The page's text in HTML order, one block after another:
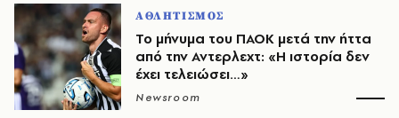
ΑΘΛΗΤΙΣΜΟΣ
Το μήνυμα του ΠΑΟΚ μετά την ήττα
από την Αντερλεχτ: «Η ιστορία δεν
έχει τελειώσει…»
Newsroom